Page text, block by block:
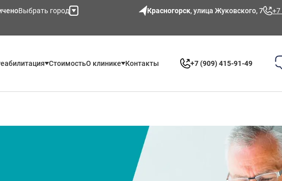
Выбрать город Красногорск, улица Жуковского, 7 +7
СтоимостьО клинике Контакты +7 (909) 415-91-49